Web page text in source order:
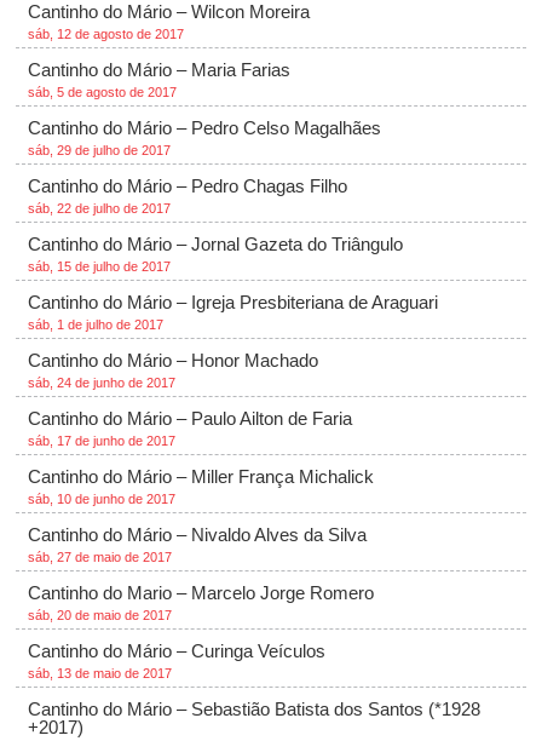
Cantinho do Mário – Wilcon Moreira
sáb, 12 de agosto de 2017
Cantinho do Mário – Maria Farias
sáb, 5 de agosto de 2017
Cantinho do Mário – Pedro Celso Magalhães
sáb, 29 de julho de 2017
Cantinho do Mário – Pedro Chagas Filho
sáb, 22 de julho de 2017
Cantinho do Mário – Jornal Gazeta do Triângulo
sáb, 15 de julho de 2017
Cantinho do Mário – Igreja Presbiteriana de Araguari
sáb, 1 de julho de 2017
Cantinho do Mário – Honor Machado
sáb, 24 de junho de 2017
Cantinho do Mário – Paulo Ailton de Faria
sáb, 17 de junho de 2017
Cantinho do Mário – Miller França Michalick
sáb, 10 de junho de 2017
Cantinho do Mário – Nivaldo Alves da Silva
sáb, 27 de maio de 2017
Cantinho do Mario – Marcelo Jorge Romero
sáb, 20 de maio de 2017
Cantinho do Mário – Curinga Veículos
sáb, 13 de maio de 2017
Cantinho do Mário – Sebastião Batista dos Santos (*1928
+2017)